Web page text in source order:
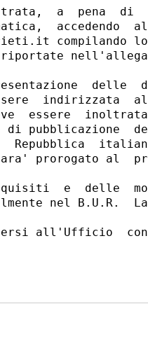
a  pena  di
accedendo
compilando
riportate
delle
indirizzata
essere
di pubblicazione
Repubblica
prorogato al
e  delle
nel B.U.R.
all'Ufficio